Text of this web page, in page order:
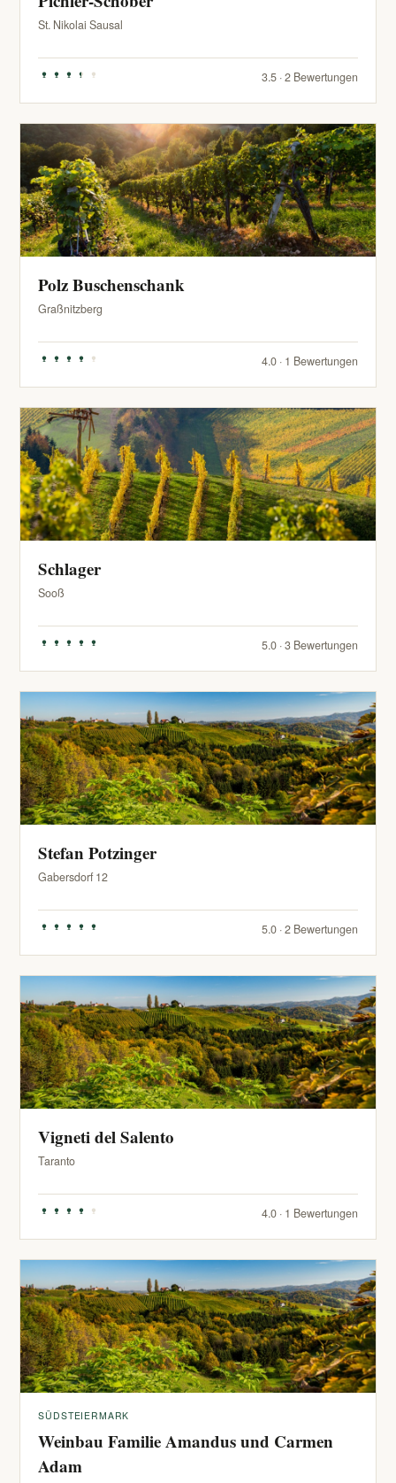
St. Nikolai Sausal
3.5 · 2 Bewertungen
Polz Buschenschank
Graßnitzberg
4.0 · 1 Bewertungen
Schlager
Sooß
5.0 · 3 Bewertungen
Stefan Potzinger
Gabersdorf 12
5.0 · 2 Bewertungen
Vigneti del Salento
Taranto
4.0 · 1 Bewertungen
SÜDSTEIERMARK
Weinbau Familie Amandus und Carmen
Adam